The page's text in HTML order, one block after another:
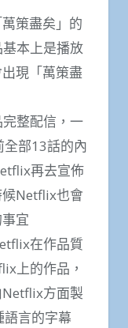
策盡矣」的
本上是播放
現「萬策盡
整配信，一
部13話的內
再去宣佈
Netflix也會
宜
在作品質
上的作品，
方面製
言的字幕